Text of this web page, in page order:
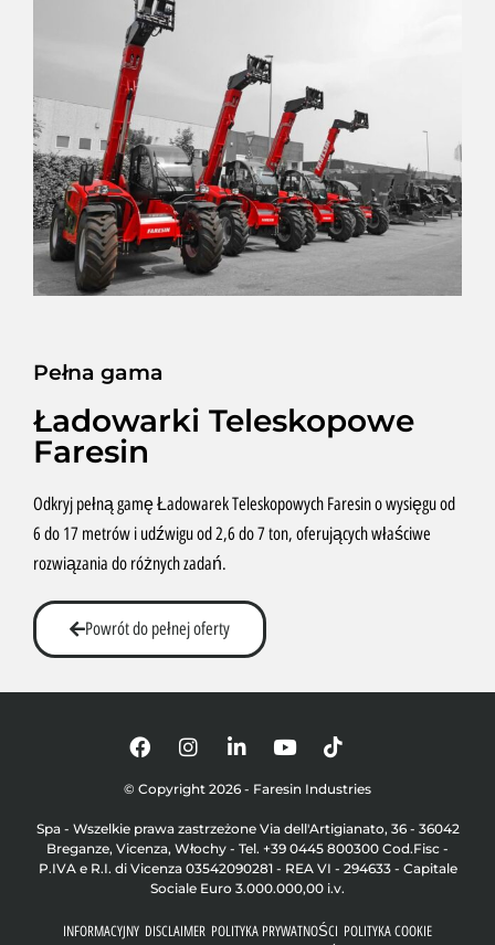
Pełna gama
Ładowarki Teleskopowe
Faresin
Odkryj pełną gamę Ładowarek Teleskopowych Faresin o wysięgu od
6 do 17 metrów i udźwigu od 2,6 do 7 ton, oferujących właściwe
rozwiązania do różnych zadań.
Powrót do pełnej oferty
© Copyright 2026 - Faresin Industries
Spa - Wszelkie prawa zastrzeżone Via dell'Artigianato, 36 - 36042
Breganze, Vicenza, Włochy - Tel. +39 0445 800300 Cod.Fisc -
P.IVA e R.I. di Vicenza 03542090281 - REA VI - 294633 - Capitale
Sociale Euro 3.000.000,00 i.v.
INFORMACYJNY DISCLAIMER POLITYKA PRYWATNOŚCI POLITYKA COOKIE